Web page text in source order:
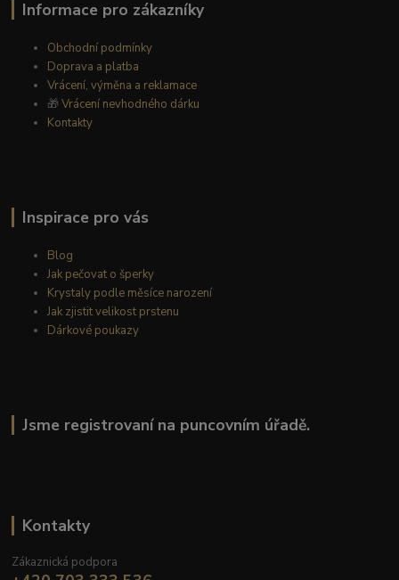
Informace pro zákazníky
Obchodní podmínky
Doprava a platba
Vrácení, výměna a reklamace
🎁Vrácení nevhodného dárku
Kontakty
Inspirace pro vás
Blog
Jak pečovat o šperky
Krystaly podle měsíce narození
Jak zjistit velikost prstenu
Dárkové poukazy
Jsme registrovaní na puncovním úřadě.
Kontakty
Zákaznická podpora